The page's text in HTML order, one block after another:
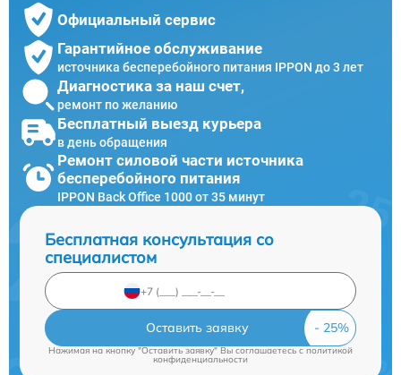
Официальный сервис
Гарантийное обслуживание
источника бесперебойного питания IPPON до 3 лет
Диагностика за наш счет,
ремонт по желанию
Бесплатный выезд курьера
в день обращения
Ремонт силовой части источника
бесперебойного питания
IPPON Back Office 1000 от 35 минут
Бесплатная консультация со
специалистом
Оставить заявку
Нажимая на кнопку "Оставить заявку" Вы соглашаетесь cполитикой
конфиденциальности